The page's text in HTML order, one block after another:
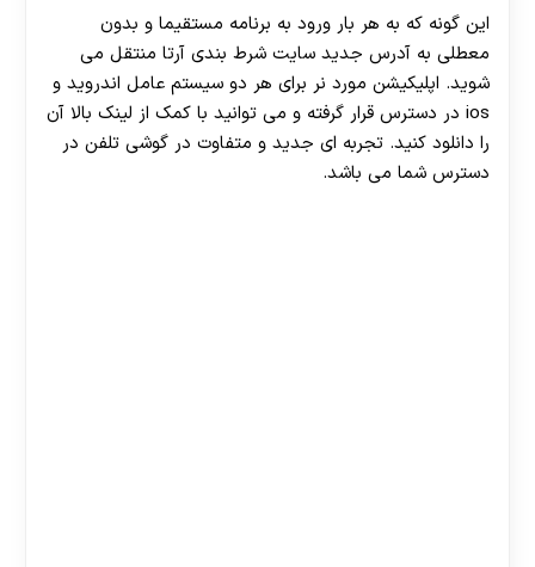
این گونه که به هر بار ورود به برنامه مستقیما و بدون
معطلی به آدرس جدید سایت شرط بندی آرتا منتقل می
شوید. اپلیکیشن مورد نر برای هر دو سیستم عامل اندروید و
ios در دسترس قرار گرفته و می توانید با کمک از لینک بالا آن
را دانلود کنید. تجربه ای جدید و متفاوت در گوشی تلفن در
دسترس شما می باشد.